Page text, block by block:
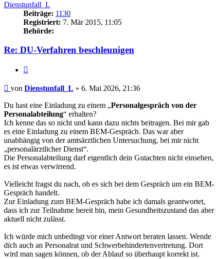
Dienstunfall_L
Beiträge: 1130
Registriert: 7. Mär 2015, 11:05
Behörde:
Re: DU-Verfahren beschleunigen
Beitrag
von Dienstunfall_L » 6. Mai 2026, 21:36
Du hast eine Einladung zu einem „Personalgespräch von der
Personalabteilung“ erhalten?
Ich kenne das so nicht und kann dazu nichts beitragen. Bei mir gab
es eine Einladung zu einem BEM-Gespräch. Das war aber
unabhängig von der amtsärztlichen Untersuchung, bei mir nicht
„personalärztlicher Dienst“.
Die Personalabteilung darf eigentlich dein Gutachten nicht einsehen,
es ist etwas verwirrend.
Vielleicht fragst du nach, ob es sich bei dem Gespräch um ein BEM-
Gespräch handelt.
Zur Einladung zum BEM-Gespräch habe ich damals geantwortet,
dass ich zur Teilnahme bereit bin, mein Gesundheitszustand das aber
aktuell nicht zulässt.
Ich würde mich unbedingt vor einer Antwort beraten lassen. Wende
dich auch an Personalrat und Schwerbehindertenvertretung. Dort
wird man sagen können, ob der Ablauf so überhaupt korrekt ist.